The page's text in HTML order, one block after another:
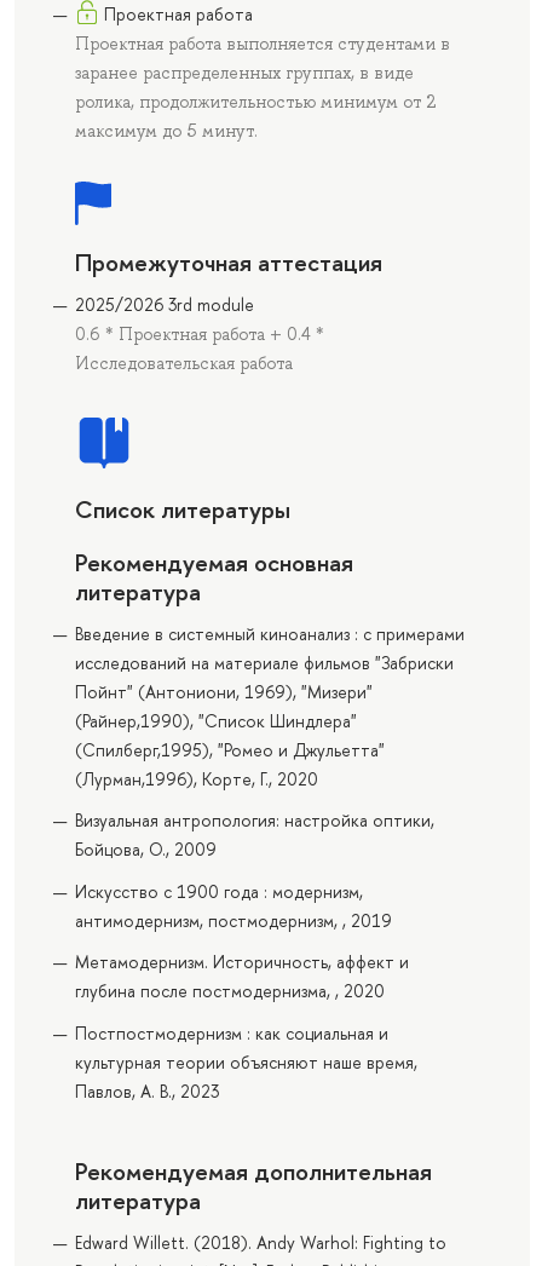
Проектная работа
Проектная работа выполняется студентами в
заранее распределенных группах, в виде
ролика, продолжительностью минимум от 2
максимум до 5 минут.
Промежуточная аттестация
2025/2026 3rd module
0.6 * Проектная работа + 0.4 *
Исследовательская работа
Список литературы
Рекомендуемая основная
литература
Введение в системный киноанализ : с примерами
исследований на материале фильмов "Забриски
Пойнт" (Антониони, 1969), "Мизери"
(Райнер,1990), "Список Шиндлера"
(Спилберг,1995), "Ромео и Джульетта"
(Лурман,1996), Корте, Г., 2020
Визуальная антропология: настройка оптики,
Бойцова, О., 2009
Искусство с 1900 года : модернизм,
антимодернизм, постмодернизм, , 2019
Метамодернизм. Историчность, аффект и
глубина после постмодернизма, , 2020
Постпостмодернизм : как социальная и
культурная теории объясняют наше время,
Павлов, А. В., 2023
Рекомендуемая дополнительная
литература
Edward Willett. (2018). Andy Warhol: Fighting to